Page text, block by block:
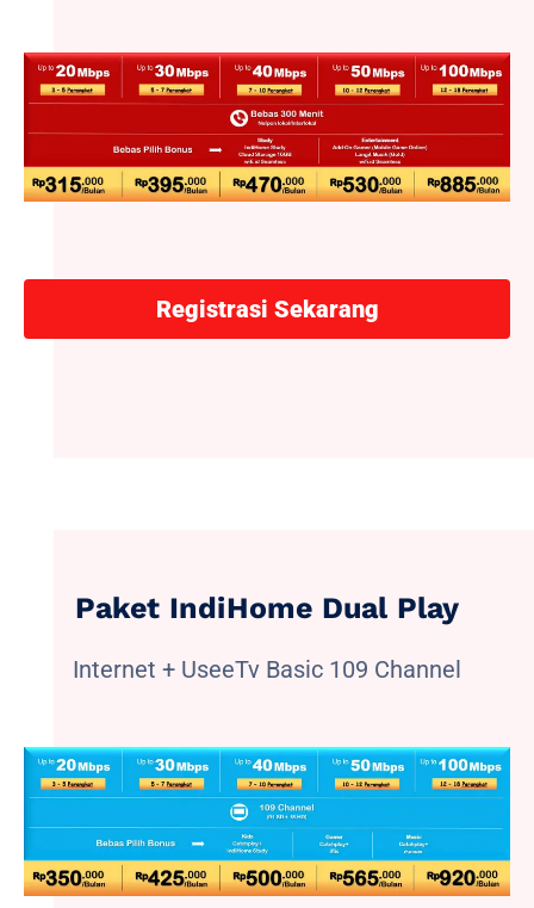
Registrasi Sekarang
Paket IndiHome Dual Play
Internet + UseeTv Basic 109 Channel